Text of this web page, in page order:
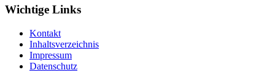
Wichtige Links
Kontakt
Inhaltsverzeichnis
Impressum
Datenschutz